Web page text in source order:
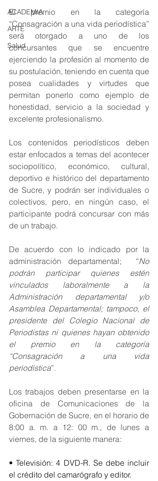
ACADEMIA
ARTE
Salud
El premio en la categoría
“Consagración a una vida periodística”
será otorgado a uno de los
concursantes que se encuentre
ejerciendo la profesión al momento de
su postulación, teniendo en cuenta que
posea cualidades y virtudes que
permitan ponerlo como ejemplo de
honestidad, servicio a la sociedad y
excelente profesionalismo.
Los contenidos periodísticos deben
estar enfocados a temas del acontecer
sociopolítico, económico, cultural,
deportivo e histórico del departamento
de Sucre, y podrán ser individuales o
colectivos, pero, en ningún caso, el
participante podrá concursar con más
de un trabajo.
De acuerdo con lo indicado por la
administración departamental;  “No
podrán participar quienes estén
vinculados laboralmente a la
Administración departamental y/o
Asamblea Departamental; tampoco, el
presidente del Colegio Nacional de
Periodistas ni quienes hayan obtenido
el premio en la categoría
“Consagración a una vida
periodística”.
Los trabajos deben presentarse en la
oficina de Comunicaciones de la
Gobernación de Sucre, en el horario de
8:00 a. m. a 12: 00 m., de lunes a
viernes, de la siguiente manera:
• Televisión: 4 DVD-R. Se debe incluir
el crédito del camarógrafo y editor.